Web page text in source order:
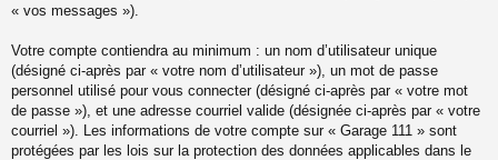
« vos messages »).
Votre compte contiendra au minimum : un nom d’utilisateur unique
(désigné ci-après par « votre nom d’utilisateur »), un mot de passe
personnel utilisé pour vous connecter (désigné ci-après par « votre mot
de passe »), et une adresse courriel valide (désignée ci-après par « votre
courriel »). Les informations de votre compte sur « Garage 111 » sont
protégées par les lois sur la protection des données applicables dans le